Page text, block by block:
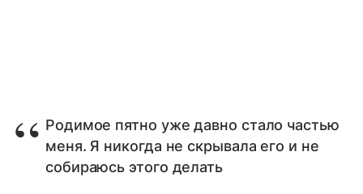
Родимое пятно уже давно стало частью
меня. Я никогда не скрывала его и не
собираюсь этого делать